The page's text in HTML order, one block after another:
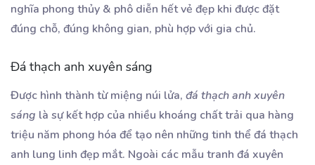
nghĩa phong thủy & phô diễn hết vẻ đẹp khi được đặt
đúng chỗ, đúng không gian, phù hợp với gia chủ.
Đá thạch anh xuyên sáng
Được hình thành từ miệng núi lửa, đá thạch anh xuyên
sáng là sự kết hợp của nhiều khoáng chất trải qua hàng
triệu năm phong hóa để tạo nên những tinh thể đá thạch
anh lung linh đẹp mắt. Ngoài các mẫu tranh đá xuyên